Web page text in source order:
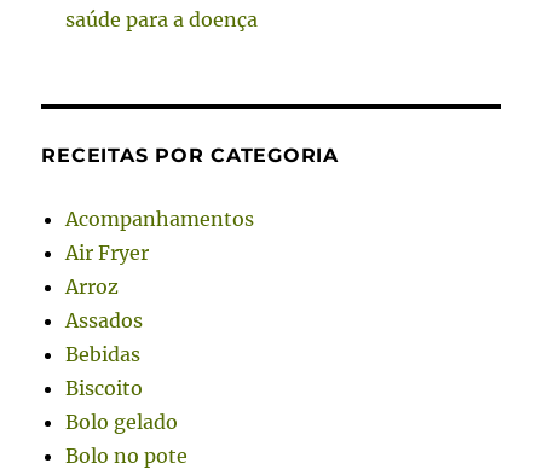
saúde para a doença
RECEITAS POR CATEGORIA
Acompanhamentos
Air Fryer
Arroz
Assados
Bebidas
Biscoito
Bolo gelado
Bolo no pote